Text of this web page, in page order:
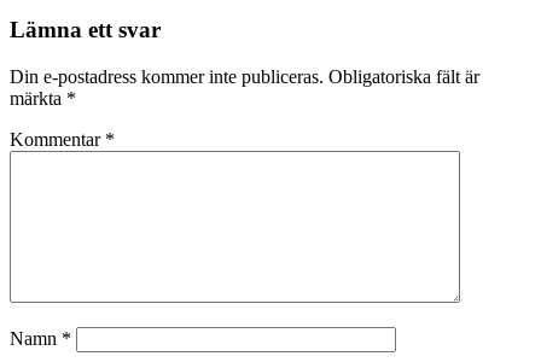
Lämna ett svar
Din e-postadress kommer inte publiceras. Obligatoriska fält är
märkta *
Kommentar *
Namn *